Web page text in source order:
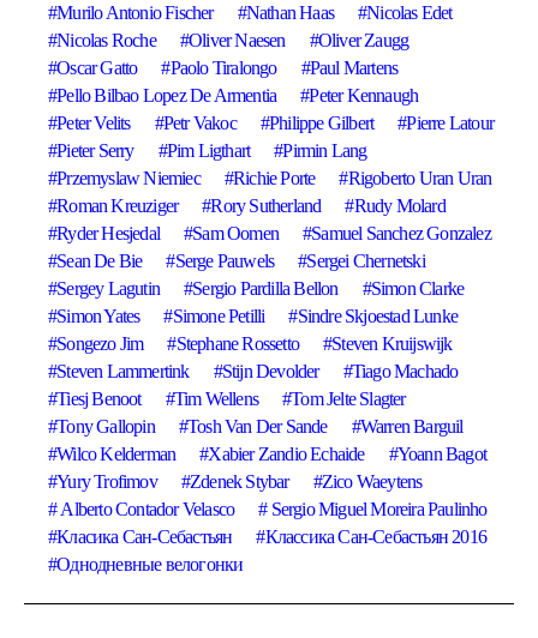
Murilo Antonio Fischer
Nathan Haas
Nicolas Edet
Nicolas Roche
Oliver Naesen
Oliver Zaugg
Oscar Gatto
Paolo Tiralongo
Paul Martens
Pello Bilbao Lopez De Armentia
Peter Kennaugh
Peter Velits
Petr Vakoc Philippe Gilbert
Pierre Latour
Pieter Serry
Pim Ligthart
Pirmin Lang
Przemyslaw Niemiec
Richie Porte
Rigoberto Uran Uran
Roman Kreuziger
Rory Sutherland
Rudy Molard
Ryder Hesjedal
Sam Oomen
Samuel Sanchez Gonzalez
Sean De Bie
Serge Pauwels
Sergei Chernetski
Sergey Lagutin
Sergio Pardilla Bellon
Simon Clarke
Simon Yates
Simone Petilli
Sindre Skjoestad Lunke
Songezo Jim
Stephane Rossetto
Steven Kruijswijk
Steven Lammertink
Stijn Devolder
Tiago Machado
Tiesj Benoot
Tim Wellens
Tom Jelte Slagter
Tony Gallopin
Tosh Van Der Sande
Warren Barguil
Wilco Kelderman
Xabier Zandio Echaide
Yoann Bagot
Yury Trofimov
Zdenek Stybar
Zico Waeytens
Alberto Contador Velasco
Sergio Miguel Moreira Paulinho
Класика Сан-Себастьян
Классика Сан-Себастьян 2016
Однодневные велогонки